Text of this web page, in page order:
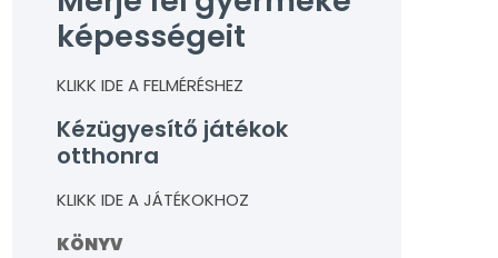
képességeit
KLIKK IDE A FELMÉRÉSHEZ
Kézügyesítő játékok
otthonra
KLIKK IDE A JÁTÉKOKHOZ
KÖNYV